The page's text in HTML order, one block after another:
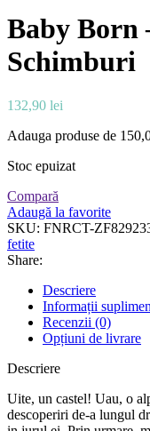
Baby Born
Schimburi
132,90 lei
Adauga produse de
Stoc epuizat
Compară
Adaugă la favorite
SKU: FNRCT-
fetite
Share:
Descriere
Informații
Recenzii (0)
Opțiuni de livrare
Descriere
Uite, un castel! Uau, o
descoperiri de-a lungul